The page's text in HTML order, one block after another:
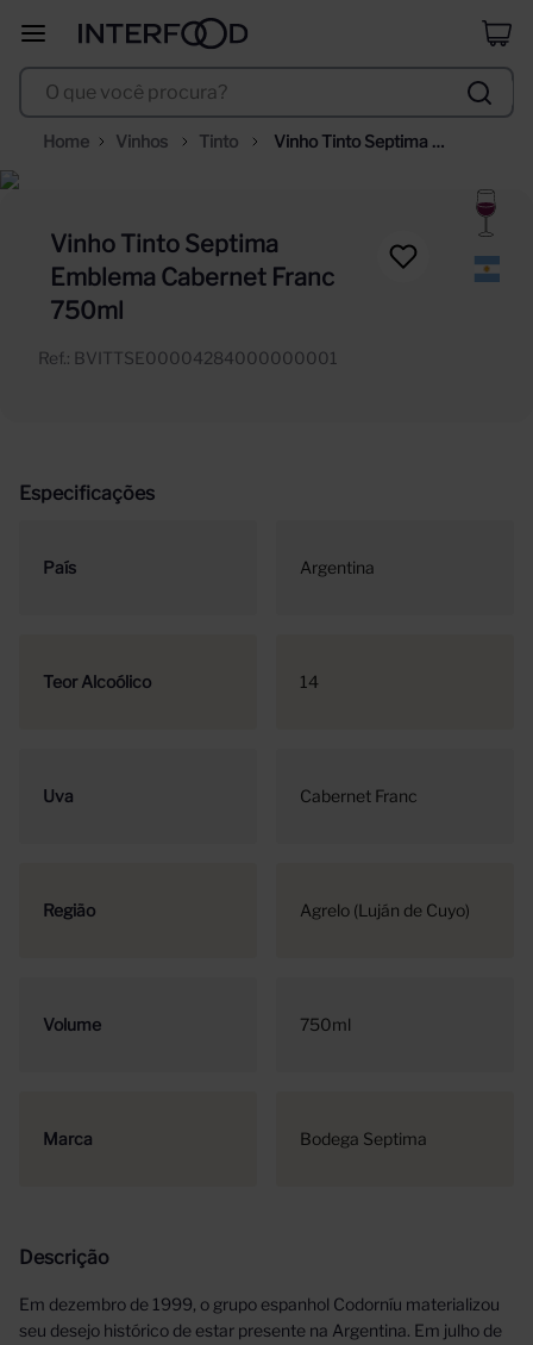
O que você procura?
Vinhos Tinto
Vinho Tinto Septima
Vinho Tinto Septima
Emblema Cabernet Franc
750ml
Ref. : BVITTSE00004284000000001
Especificações
País Argentina
Teor Alcoólico 14
Uva Cabernet Franc
Região Agrelo (Luján de Cuyo)
Volume 750ml
Marca Bodega Septima
Descrição
Em dezembro de 1999, o grupo espanhol Codorníu materializou
seu desejo histórico de estar presente na Argentina. Em julho de
º duff
corpus astral
10ºselección